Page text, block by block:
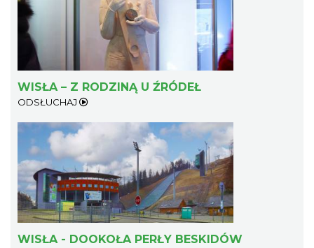
WISŁA – Z RODZINĄ U ŹRÓDEŁ
ODSŁUCHAJ
WISŁA - DOOKOŁA PERŁY BESKIDÓW